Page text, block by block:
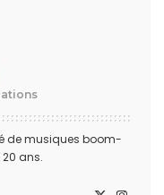
de musiques boom-
ans.